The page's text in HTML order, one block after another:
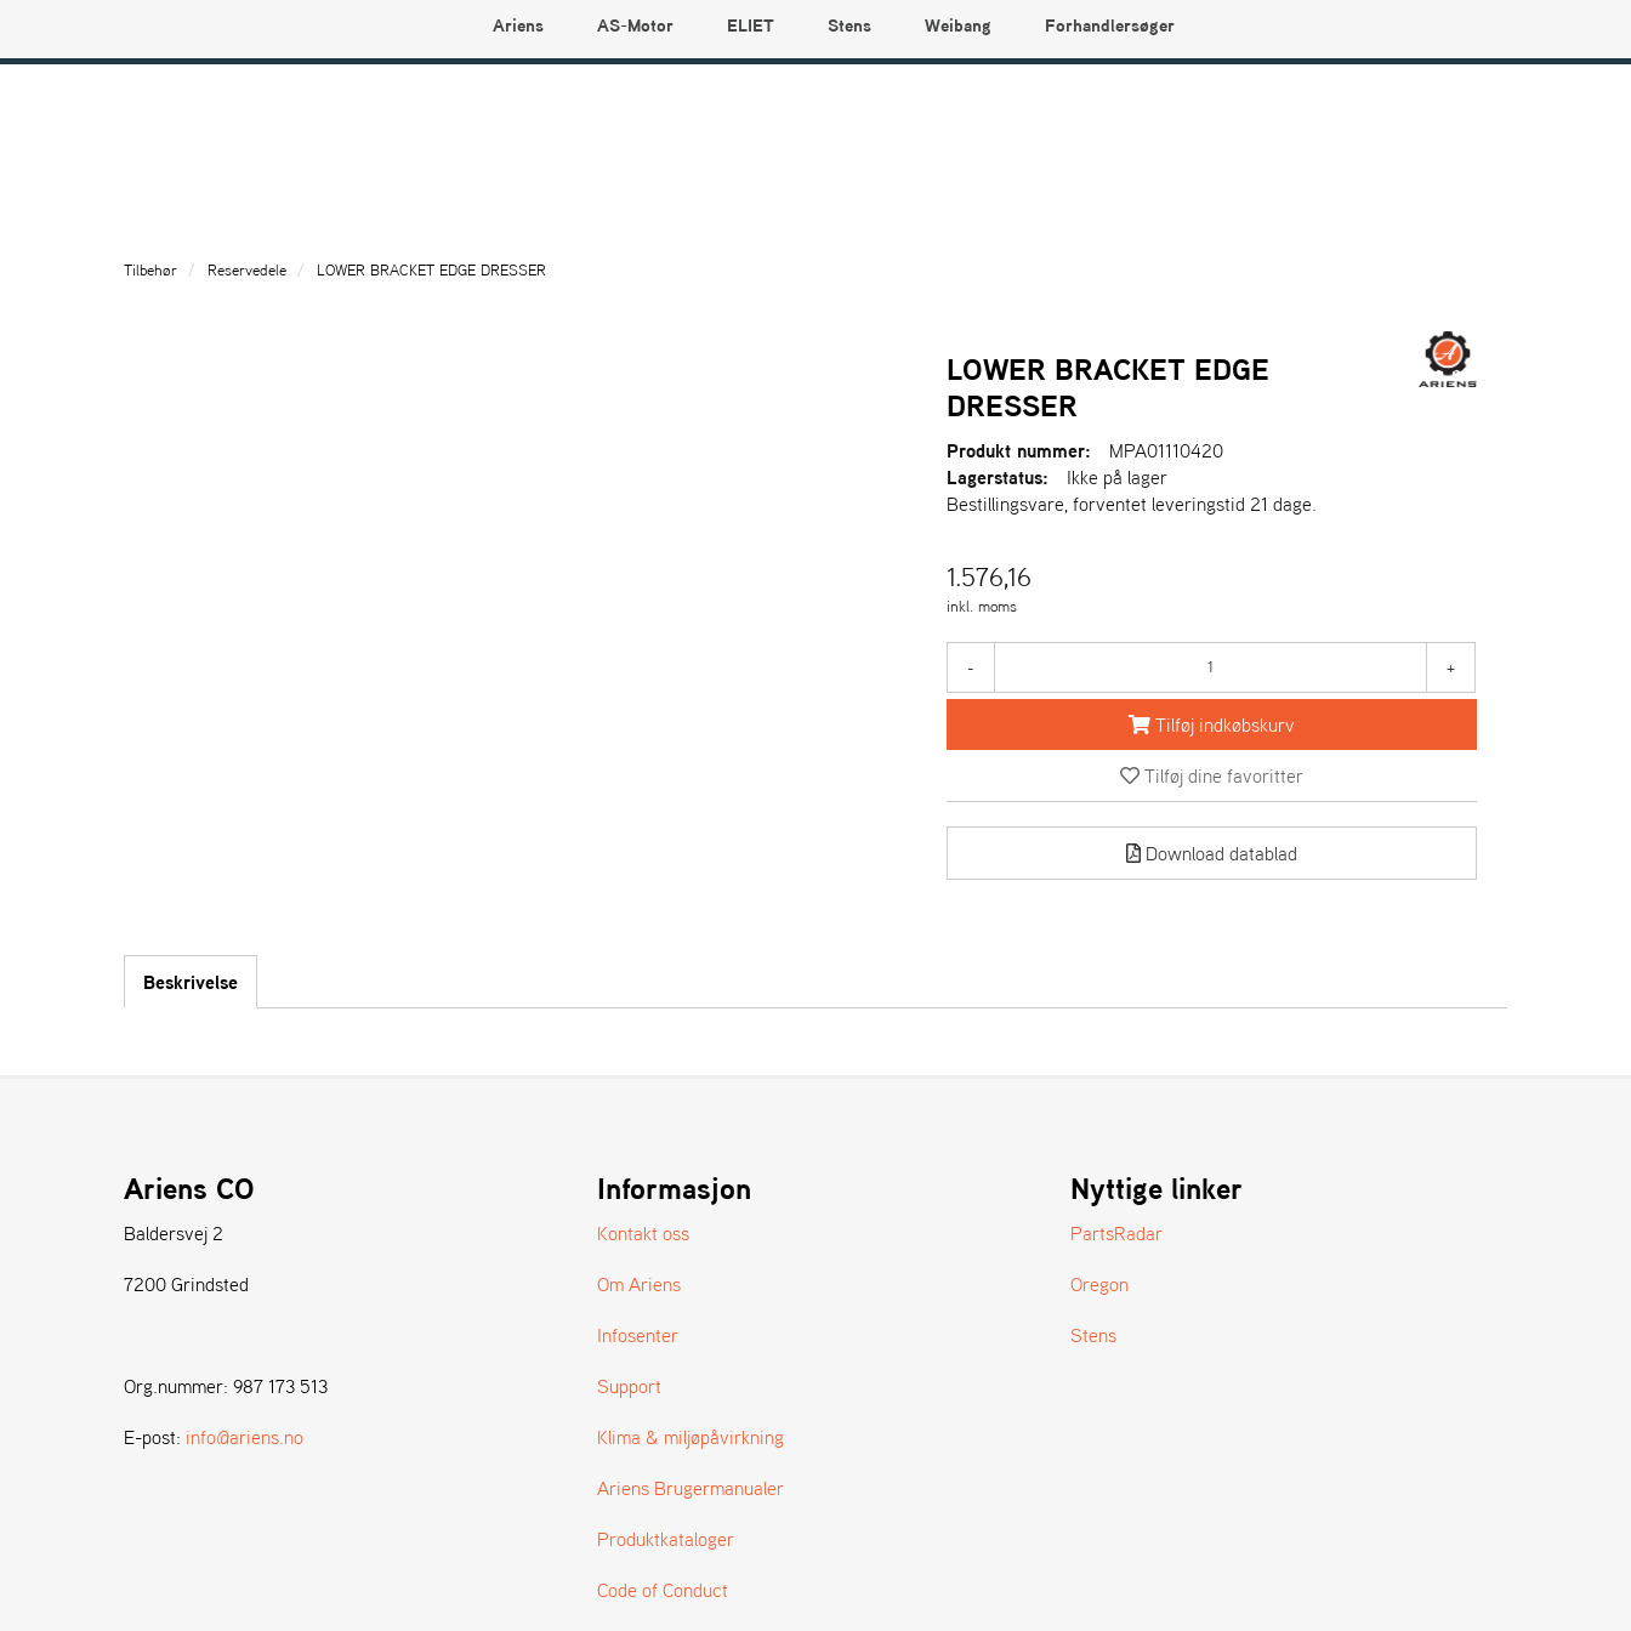
Ariens AS-Motor ELIET Stens Weibang Forhandlersøger
Tilbehør Reservedele LOWER BRACKET EDGE DRESSER
LOWER BRACKET EDGE
DRESSER
Produkt nummer:
MPA01110420
Lagerstatus:
Ikke på lager
Bestillingsvare, forventet leveringstid 21 dage.
1.576,16
inkl. moms
- +
Tilføj indkøbskurv
Tilføj dine favoritter
Download datablad
Beskrivelse
Ariens CO
Baldersvej 2
7200 Grindsted
Org.nummer: 987 173 513
E-post: info@ariens.no
Informasjon
Kontakt oss
Om Ariens
Infosenter
Support
Klima & miljøpåvirkning
Ariens Brugermanualer
Produktkataloger
Code of Conduct
Nyttige linker
PartsRadar
Oregon
Stens